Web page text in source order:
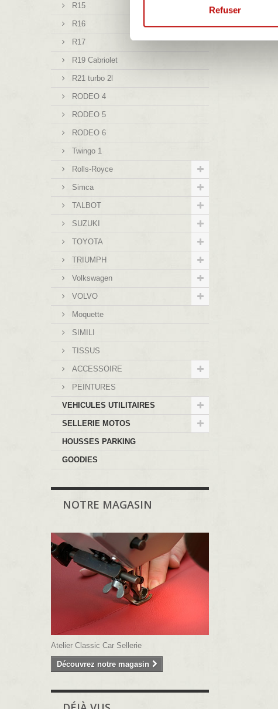
Refuser
R15
R16
R17
R19 Cabriolet
R21 turbo 2l
RODEO 4
RODEO 5
RODEO 6
Twingo 1
Rolls-Royce
Simca
TALBOT
SUZUKI
TOYOTA
TRIUMPH
Volkswagen
VOLVO
Moquette
SIMILI
TISSUS
ACCESSOIRE
PEINTURES
VEHICULES UTILITAIRES
SELLERIE MOTOS
HOUSSES PARKING
GOODIES
NOTRE MAGASIN
Atelier Classic Car Sellerie
Découvrez notre magasin